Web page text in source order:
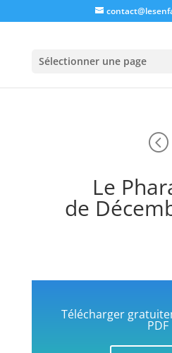
Sélectionner une page
<
Le
de
Télécharger
PDF